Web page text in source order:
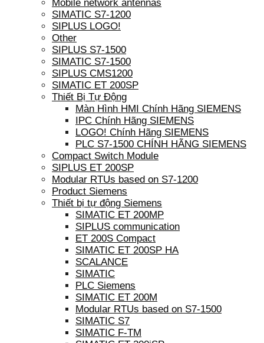
Mobile network antennas
SIMATIC S7-1200
SIPLUS LOGO!
Other
SIPLUS S7-1500
SIMATIC S7-1500
SIPLUS CMS1200
SIMATIC ET 200SP
Thiết Bị Tự Động
Màn Hình HMI Chính Hãng SIEMENS
IPC Chính Hãng SIEMENS
LOGO! Chính Hãng SIEMENS
PLC S7-1500 CHÍNH HÃNG SIEMENS
Compact Switch Module
SIPLUS ET 200SP
Modular RTUs based on S7-1200
Product Siemens
Thiết bị tự động Siemens
SIMATIC ET 200MP
SIPLUS communication
ET 200S Compact
SIMATIC ET 200SP HA
SCALANCE
SIMATIC
PLC Siemens
SIMATIC ET 200M
Modular RTUs based on S7-1500
SIMATIC S7
SIMATIC F-TM